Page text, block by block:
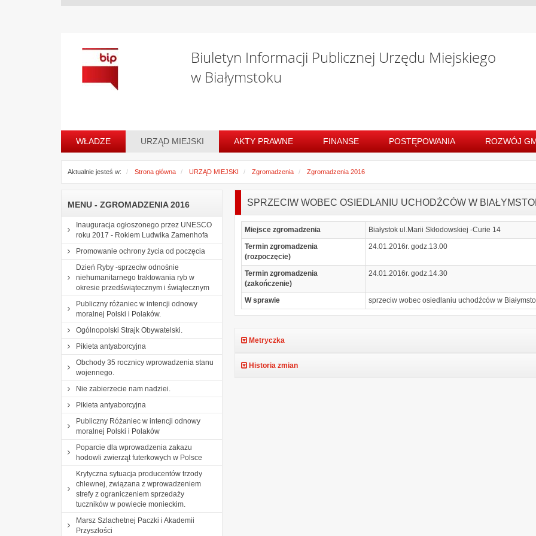
Biuletyn Informacji Publicznej Urzędu Miejskiego
w Białymstoku
WŁADZE URZĄD MIEJSKI AKTY PRAWNE FINANSE POSTĘPOWANIA ROZWÓJ
Aktualnie jesteś w: Strona główna URZĄD MIEJSKI Zgromadzenia Zgromadzenia 2016
MENU - ZGROMADZENIA 2016
Inauguracja ogłoszonego przez UNESCO
roku 2017 - Rokiem Ludwika Zamenhofa
Promowanie ochrony życia od poczęcia
Dzień Ryby -sprzeciw odnośnie
niehumanitarnego traktowania ryb w
okresie przedświątecznym i świątecznym
Publiczny różaniec w intencji odnowy
moralnej Polski i Polaków.
Ogólnopolski Strajk Obywatelski.
Pikieta antyaborcyjna
Obchody 35 rocznicy wprowadzenia stanu
wojennego.
Nie zabierzecie nam nadziei.
Pikieta antyaborcyjna
Publiczny Różaniec w intencji odnowy
moralnej Polski i Polaków
Poparcie dla wprowadzenia zakazu
hodowli zwierząt futerkowych w Polsce
Krytyczna sytuacja producentów trzody
chlewnej, związana z wprowadzeniem
strefy z ograniczeniem sprzedaży
tuczników w powiecie monieckim.
Marsz Szlachetnej Paczki i Akademii
Przyszłości
SPRZECIW WOBEC OSIEDLANIU UCHODŹCÓW W
Miejsce zgromadzenia
Białystok ul.Marii Skłodowskiej -Curie 14
Termin zgromadzenia
(rozpoczęcie)
24.01.2016r. godz.13.00
Termin zgromadzenia
(zakończenie)
24.01.2016r. godz.14.30
W sprawie sprzeciw wobec osiedlaniu uchodźców w
Metryczka
Historia zmian